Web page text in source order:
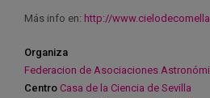
Más info en: http://
Organiza
Federacion de Asociaciones
Centro Casa de la Ciencia de Sevilla